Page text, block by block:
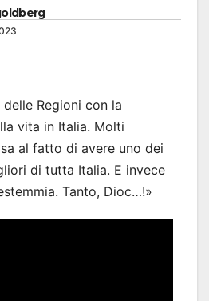
delle Regioni con la
vita in Italia. Molti
al fatto di avere uno dei
di tutta Italia. E invece
Tanto, Dioc…!»